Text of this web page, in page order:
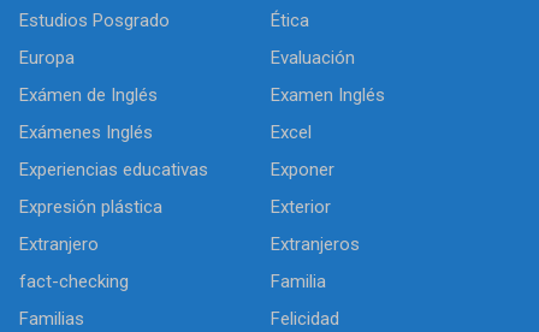
Estudios Posgrado
Ética
Europa
Evaluación
Exámen de Inglés
Examen Inglés
Exámenes Inglés
Excel
Experiencias educativas
Exponer
Expresión plástica
Exterior
Extranjero
Extranjeros
fact-checking
Familia
Familias
Felicidad